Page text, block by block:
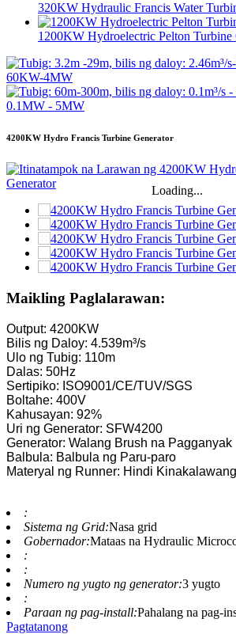
320KW Hydraulic Francis Water
1200KW Hydroelectric Pelton Turbine
4200KW Hydro Francis Turbine Generator
Loading...
Maikling Paglalarawan:
Output: 4200KW
Bilis ng Daloy: 4.539m³/s
Ulo ng Tubig: 110m
Dalas: 50Hz
Sertipiko: ISO9001/CE/TUV/SGS
Boltahe: 400V
Kahusayan: 92%
Uri ng Generator: SFW4200
Generator: Walang Brush na Pagganyak
Balbula: Balbula ng Paru-paro
Materyal ng Runner: Hindi
:
Sistema ng Grid:Nasa grid
Gobernador:Mataas na Hydraulic
:
:
Numero ng yugto ng generator:3 yugto
:
Paraan ng pag-install:Pahalang na pag-
Pagtatanong